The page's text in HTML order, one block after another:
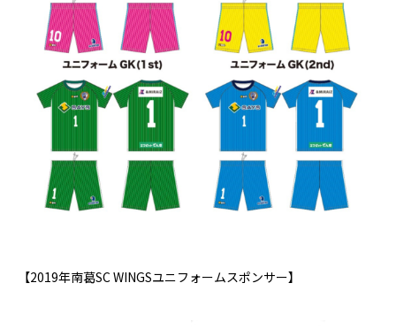
【2019年南葛SC WINGSユニフォームスポンサー】